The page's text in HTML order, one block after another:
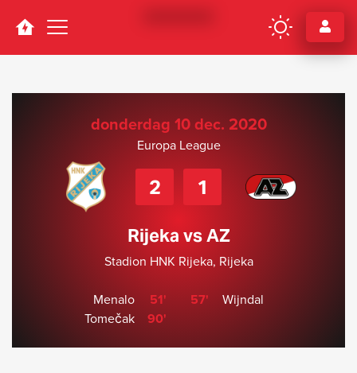
Navigation
donderdag 10 dec. 2020
Europa League
2 1
Rijeka vs AZ
Stadion HNK Rijeka, Rijeka
Menalo
51'
Tomečak
90'
57' Wijndal